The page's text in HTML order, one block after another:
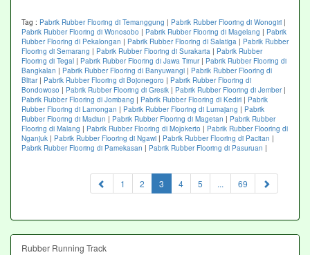
Tag : Pabrik Rubber Flooring di Temanggung | Pabrik Rubber Flooring di Wonogiri |
Pabrik Rubber Flooring di Wonosobo | Pabrik Rubber Flooring di Magelang | Pabrik
Rubber Flooring di Pekalongan | Pabrik Rubber Flooring di Salatiga | Pabrik Rubber
Flooring di Semarang | Pabrik Rubber Flooring di Surakarta | Pabrik Rubber
Flooring di Tegal | Pabrik Rubber Flooring di Jawa Timur| Pabrik Rubber Flooring di
Bangkalan | Pabrik Rubber Flooring di Banyuwangi | Pabrik Rubber Flooring di
Blitar| Pabrik Rubber Flooring di Bojonegoro | Pabrik Rubber Flooring di
Bondowoso | Pabrik Rubber Flooring di Gresik | Pabrik Rubber Flooring di Jember|
Pabrik Rubber Flooring di Jombang | Pabrik Rubber Flooring di Kediri | Pabrik
Rubber Flooring di Lamongan | Pabrik Rubber Flooring di Lumajang | Pabrik
Rubber Flooring di Madiun | Pabrik Rubber Flooring di Magetan | Pabrik Rubber
Flooring di Malang | Pabrik Rubber Flooring di Mojokerto | Pabrik Rubber Flooring di
Nganjuk | Pabrik Rubber Flooring di Ngawi | Pabrik Rubber Flooring di Pacitan |
Pabrik Rubber Flooring di Pamekasan | Pabrik Rubber Flooring di Pasuruan |
1 2 3 (current)
4 5 ... 69
Rubber Running Track